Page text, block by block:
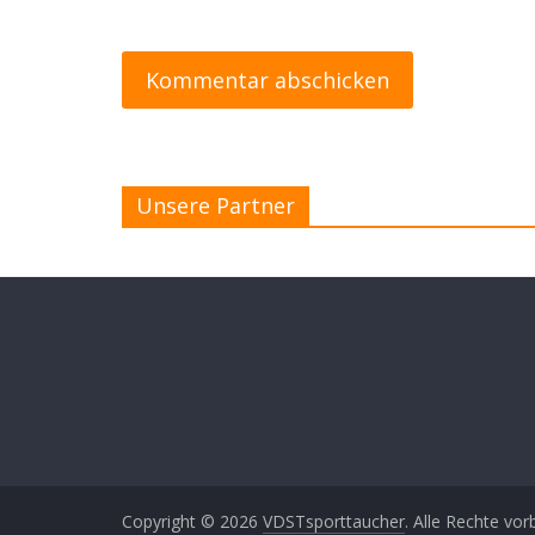
Unsere Partner
Copyright © 2026 VDSTsporttaucher. Alle Rechte